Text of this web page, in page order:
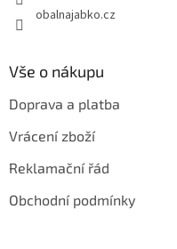
obalnajabko.cz
Vše o nákupu
Doprava a platba
Vrácení zboží
Reklamační řád
Obchodní podmínky